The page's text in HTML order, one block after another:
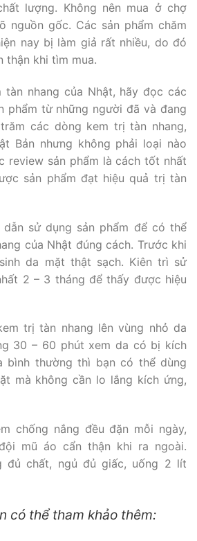
lượng. Không nên mua ở chợ
nguồn gốc. Các sản phẩm chăm
nay bị làm giả rất nhiều, do đó
thận khi tìm mua.
tàn nhang của Nhật, hãy đọc các
phẩm từ những người đã và đang
các dòng kem trị tàn nhang,
Bản nhưng không phải loại nào
review sản phẩm là cách tốt nhất
sản phẩm đạt hiệu quả trị tàn
sử dụng sản phẩm để có thể
của Nhật đúng cách. Trước khi
da mặt thật sạch. Kiên trì sử
2 – 3 tháng để thấy được hiệu
trị tàn nhang lên vùng nhỏ da
30 – 60 phút xem da có bị kích
bình thường thì bạn có thể dùng
mà không cần lo lắng kích ứng,
chống nắng đều đặn mỗi ngày,
mũ áo cẩn thận khi ra ngoài.
đủ chất, ngủ đủ giấc, uống 2 lít
có thể tham khảo thêm: